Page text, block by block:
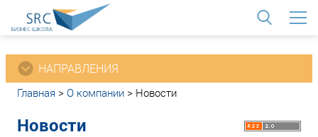
НАПРАВЛЕНИЯ
Главная > О компании > Новости
Новости